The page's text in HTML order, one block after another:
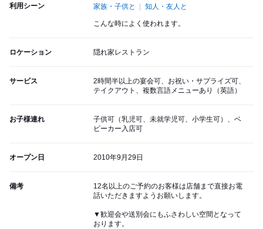
利用シーン 家族・子供と 知人・友人と
こんな時によく使われます。
ロケーション 隠れ家レストラン
サービス
2時間半以上の宴会可、お祝い・サプライズ可、
テイクアウト、複数言語メニューあり（英語）
お子様連れ
子供可（乳児可、未就学児可、小学生可）、ベ
ビーカー入店可
オープン日 2010年9月29日
備考
12名以上のご予約のお客様は店舗まで直接お電
話いただきますようお願いします。
▼歓迎会や送別会にもふさわしい空間となって
おります。